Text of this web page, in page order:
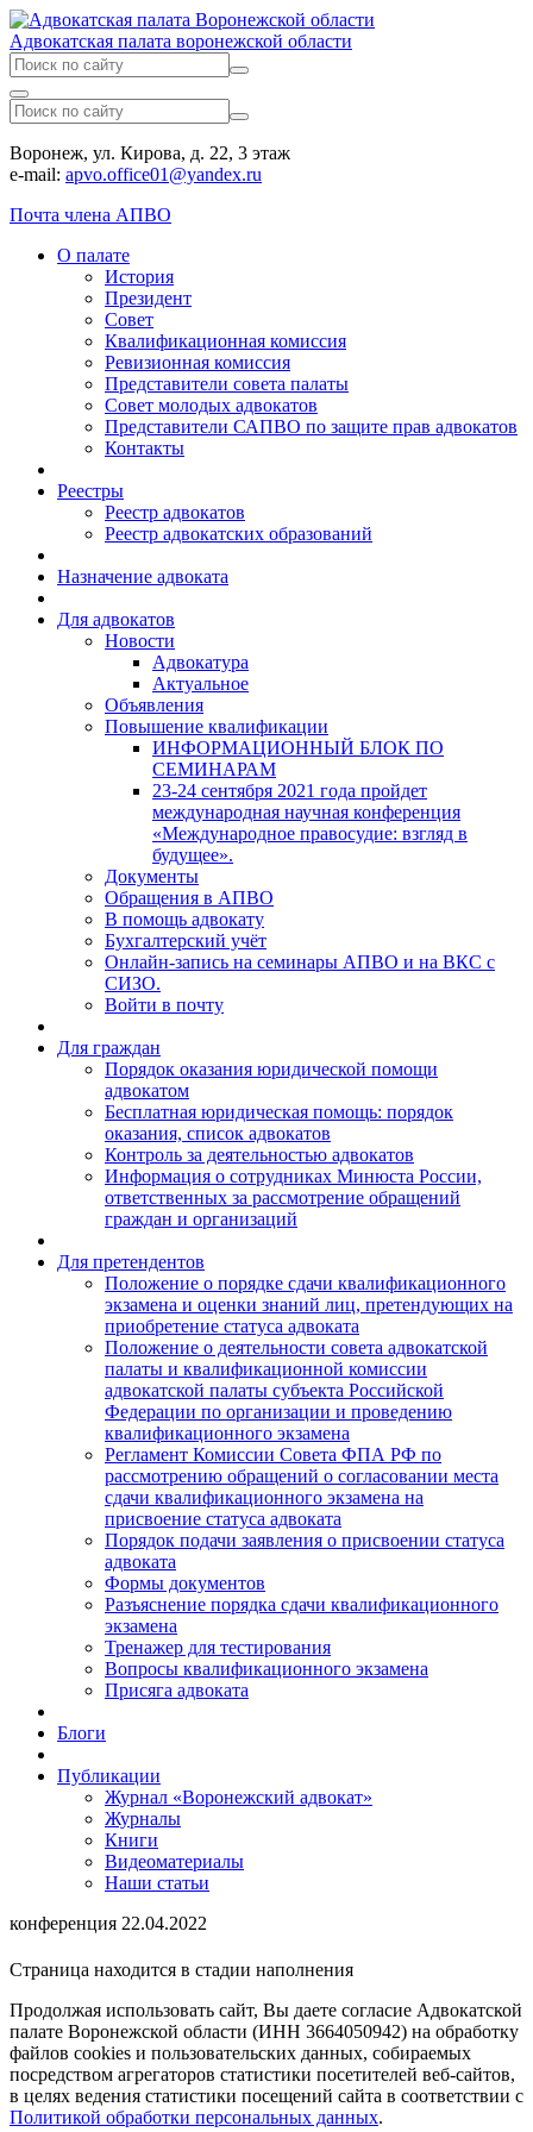
Адвокатская палата воронежской области
Воронеж, ул. Кирова, д. 22, 3 этаж
e-mail: apvo.office01@yandex.ru
Почта члена АПВО
О палате
История
Президент
Совет
Квалификационная комиссия
Ревизионная комиссия
Представители совета палаты
Совет молодых адвокатов
Представители САПВО по защите прав адвокатов
Контакты
Реестры
Реестр адвокатов
Реестр адвокатских образований
Назначение адвоката
Для адвокатов
Новости
Адвокатура
Актуальное
Объявления
Повышение квалификации
ИНФОРМАЦИОННЫЙ БЛОК ПО
СЕМИНАРАМ
23-24 сентября 2021 года пройдет
международная научная конференция
«Международное правосудие: взгляд в
будущее».
Документы
Обращения в АПВО
В помощь адвокату
Бухгалтерский учёт
Онлайн-запись на семинары АПВО и на ВКС с
СИЗО.
Войти в почту
Для граждан
Порядок оказания юридической помощи
адвокатом
Бесплатная юридическая помощь: порядок
оказания, список адвокатов
Контроль за деятельностью адвокатов
Информация о сотрудниках Минюста России,
ответственных за рассмотрение обращений
граждан и организаций
Для претендентов
Положение о порядке сдачи квалификационного
экзамена и оценки знаний лиц, претендующих на
приобретение статуса адвоката
Положение о деятельности совета адвокатской
палаты и квалификационной комиссии
адвокатской палаты субъекта Российской
Федерации по организации и проведению
квалификационного экзамена
Регламент Комиссии Совета ФПА РФ по
рассмотрению обращений о согласовании места
сдачи квалификационного экзамена на
присвоение статуса адвоката
Порядок подачи заявления о присвоении статуса
адвоката
Формы документов
Разъяснение порядка сдачи квалификационного
экзамена
Тренажер для тестирования
Вопросы квалификационного экзамена
Присяга адвоката
Блоги
Публикации
Журнал «Воронежский адвокат»
Журналы
Книги
Видеоматериалы
Наши статьи
конференция 22.04.2022
Страница находится в стадии наполнения
Продолжая использовать сайт, Вы даете согласие Адвокатской
палате Воронежской области (ИНН 3664050942) на обработку
файлов cookies и пользовательских данных, собираемых
посредством агрегаторов статистики посетителей веб-сайтов,
в целях ведения статистики посещений сайта в соответствии с
Политикой обработки персональных данных.